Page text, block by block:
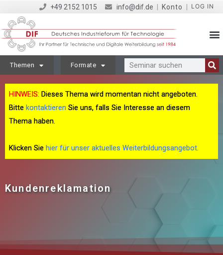
+49 2152 1015 info@dif.de Konto LOG IN
Themen Formate
HINWEIS: Dieses Thema wird momentan nicht angeboten.
Bitte kontaktieren Sie uns, falls Sie Interesse an diesem
Thema haben.
Klicken Sie hier für unser aktuelles Weiterbildungsangebot.
Kundenreklamation